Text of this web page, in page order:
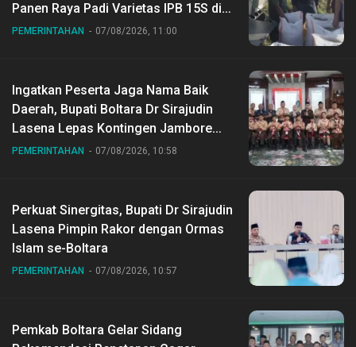
Panen Raya Padi Varietas IPB 15S di
Desa Gihang
PEMERINTAHAN 07/08/2026, 11:00
Ingatkan Peserta Jaga Nama Baik
Daerah, Bupati Boltara Dr Sirajudin
Lasena Lepas Kontingen Jambore
Nasional ke XII di Buperta Cibubur
PEMERINTAHAN 07/08/2026, 10:58
Perkuat Sinergitas, Bupati Dr Sirajudin
Lasena Pimpin Rakor dengan Ormas
Islam se-Boltara
PEMERINTAHAN 07/08/2026, 10:57
Pemkab Boltara Gelar Sidang